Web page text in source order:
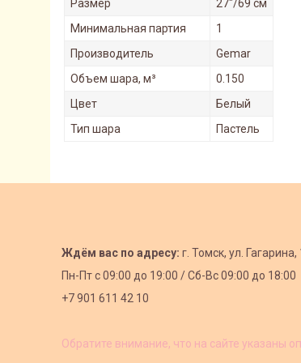
Размер
27"/69 см
Минимальная партия
1
Производитель
Gemar
Объем шара, м³
0.150
Цвет
Белый
Тип шара
Пастель
Ждём вас по адресу: г. Томск, ул. Гагарина,
Пн-Пт с09:00 до 19:00 /Сб-Вс 09:00 до 18:00
+7 901 611 42 10
Обратите внимание, что на сайте указаны